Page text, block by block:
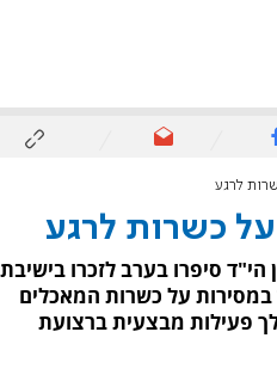
לרגע
כשרות לרגע
הי"ד סיפרו בערב לזכרו בישיבת
על כשרות המאכלים
פעילות מבצעית ברצועת